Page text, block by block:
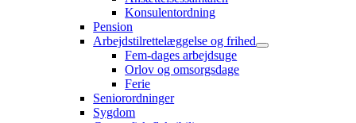
Konsulentordning
Pension
Arbejdstilrettelæggelse og frihed
Fem-dages arbejdsuge
Orlov og omsorgsdage
Ferie
Seniorordninger
Sygdom